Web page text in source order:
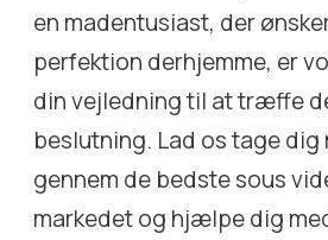
en madentusiast, der
perfektion derhjemme, er
din vejledning til at træffe
beslutning. Lad os tage dig
gennem de bedste sous
markedet og hjælpe dig